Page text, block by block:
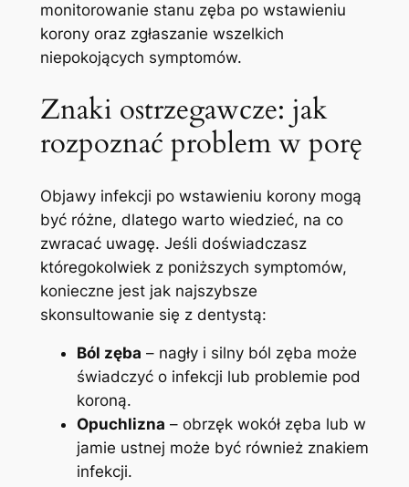
monitorowanie stanu zęba po wstawieniu
korony oraz zgłaszanie wszelkich
niepokojących symptomów.
Znaki ostrzegawcze: jak
rozpoznać problem w porę
Objawy infekcji po wstawieniu korony mogą
być różne, dlatego warto ‍wiedzieć, na co
zwracać uwagę. Jeśli doświadczasz
któregokolwiek z poniższych symptomów,
konieczne jest jak najszybsze
skonsultowanie się z dentystą:
Ból zęba – nagły⁣ i ⁣silny ból zęba może
świadczyć o infekcji lub problemie ‍pod
koroną.
Opuchlizna – obrzęk wokół zęba lub​ w
jamie ustnej może być również⁢ znakiem
infekcji.